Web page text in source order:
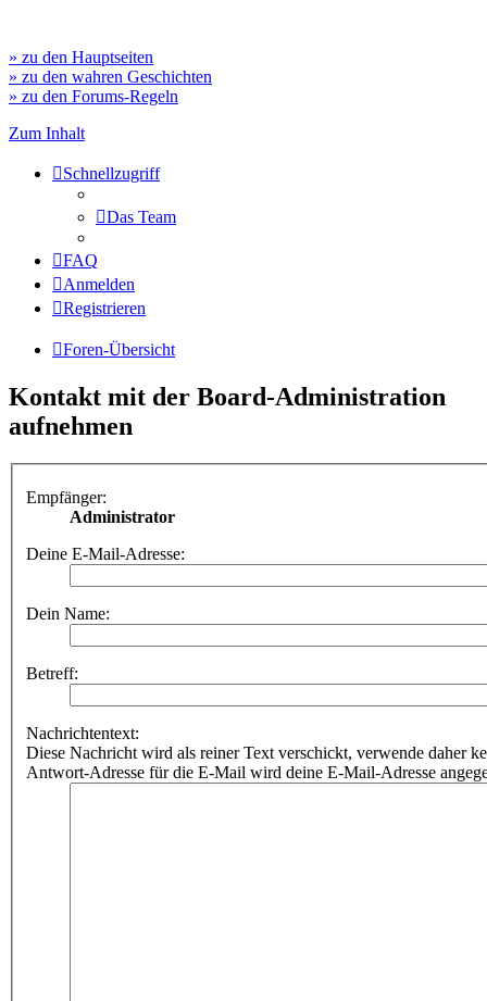
» zu den Hauptseiten
» zu den wahren Geschichten
» zu den Forums-Regeln
Zum Inhalt
Schnellzugriff
Das Team
FAQ
Anmelden
Registrieren
Foren-Übersicht
Kontakt mit der Board-Administration
aufnehmen
Empfänger:
Administrator
Deine E-Mail-Adresse:
Dein Name:
Betreff:
Nachrichtentext:
Diese Nachricht wird als reiner Text verschickt, verwende daher
Antwort-Adresse für die E-Mail wird deine E-Mail-Adresse